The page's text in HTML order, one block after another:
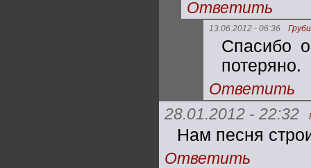
Ответить
13.06.2012 - 06:36
Спасибо
потеряно.
Ответить
28.01.2012 - 22:32
Нам песня
Ответить